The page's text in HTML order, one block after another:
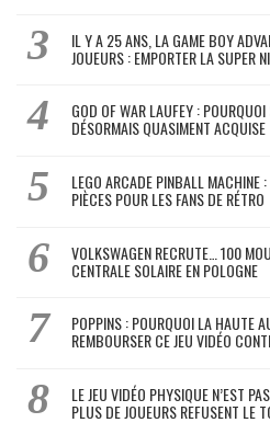
IL Y A 25 ANS, LA GAME BOY
JOUEURS : EMPORTER LA SUPER
GOD OF WAR LAUFEY :
DÉSORMAIS QUASIMENT ACQUISE
LEGO ARCADE PINBALL MACHINE
PIÈCES POUR LES FANS DE RÉTRO
VOLKSWAGEN RECRUTE… 100
CENTRALE SOLAIRE EN POLOGNE
POPPINS : POURQUOI LA HAUTE
REMBOURSER CE JEU VIDÉO
LE JEU VIDÉO PHYSIQUE N’EST
PLUS DE JOUEURS REFUSENT LE